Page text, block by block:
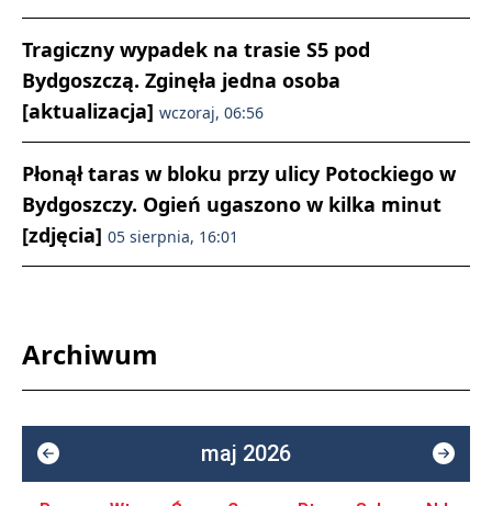
Tragiczny wypadek na trasie S5 pod
Bydgoszczą. Zginęła jedna osoba
[aktualizacja] wczoraj, 06:56
Płonął taras w bloku przy ulicy Potockiego w
Bydgoszczy. Ogień ugaszono w kilka minut
[zdjęcia] 05 sierpnia, 16:01
Archiwum
maj 2026